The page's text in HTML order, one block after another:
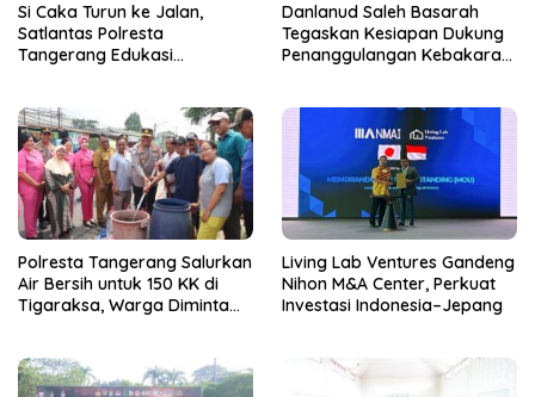
Si Caka Turun ke Jalan,
Satlantas Polresta
Tangerang Edukasi
Danlanud Saleh Basarah
Tegaskan Kesiapan Dukung
Penanggulangan Kebakaran
Polresta Tangerang Salurkan
Air Bersih untuk 150 KK di
Tigaraksa, Warga Diminta
Living Lab Ventures Gandeng
Nihon M&A Center, Perkuat
Investasi Indonesia–Jepang